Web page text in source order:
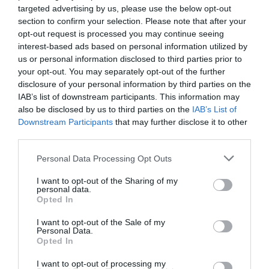
targeted advertising by us, please use the below opt-out
section to confirm your selection. Please note that after your
opt-out request is processed you may continue seeing
interest-based ads based on personal information utilized by
us or personal information disclosed to third parties prior to
your opt-out. You may separately opt-out of the further
disclosure of your personal information by third parties on the
IAB’s list of downstream participants. This information may
also be disclosed by us to third parties on the IAB’s List of
Downstream Participants that may further disclose it to other
Personal Data Processing Opt Outs
I want to opt-out of the Sharing of my
personal data.
Opted In
I want to opt-out of the Sale of my
Personal Data.
Opted In
I want to opt-out of processing my